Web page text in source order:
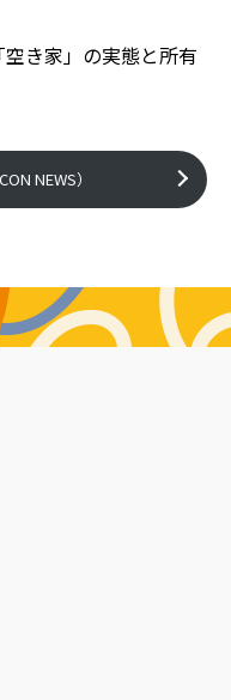
き家」の実態と所有
NEWS）